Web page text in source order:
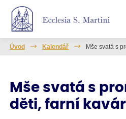
Úvod Kalendář Mše svatá s
Mše svatá s
děti, farní